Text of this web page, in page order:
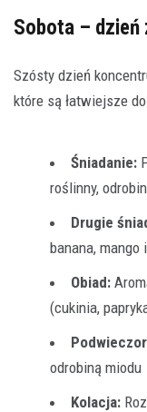
Sobota – dzień
Szósty dzień
które są łatwiejsze
Śniadanie:
roślinny,
Drugie
banana, mango
Obiad:
(cukinia,
odrobiną miodu
Kolacja: